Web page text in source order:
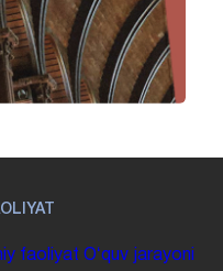
faoliyat Oʻquv jarayoni